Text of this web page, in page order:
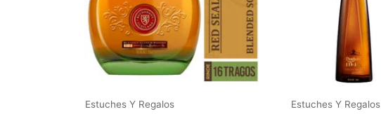
Estuches Y Regalos Estuches Y Regalos